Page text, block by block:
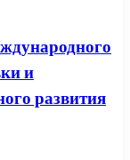
и
развития